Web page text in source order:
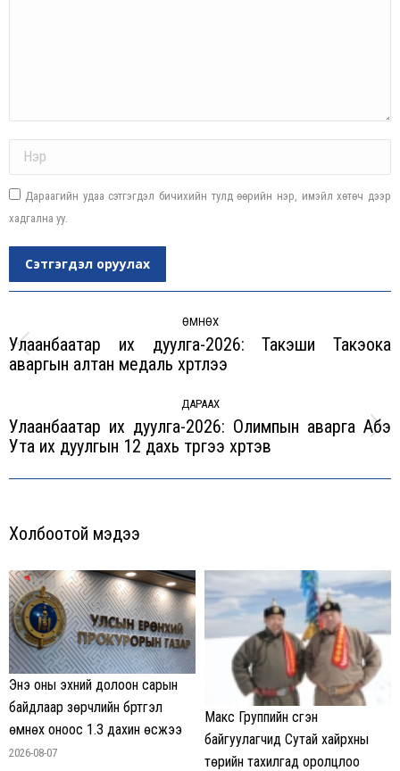
Дараагийн удаа сэтгэгдэл бичихийн тулд өөрийн нэр, имэйл хөтөч дээр
хадгална уу.
Сэтгэгдэл оруулах
ӨМНӨХ
Previous
Улаанбаатар их дуулга-2026: Такэши Такэока
аваргын алтан медаль хүртлээ
ДАРААХ
Next
Улаанбаатар их дуулга-2026: Олимпын аварга Абэ
Ута их дуулгын 12 дахь түрүүгээ хүртэв
Холбоотой мэдээ
Энэ оны эхний долоон сарын
байдлаар зөрчлийн бүртгэл
өмнөх оноос 1.3 дахин өсжээ
2026-08-07
Макс Группийн үүсгэн
байгуулагчид Сутай хайрхны
төрийн тахилгад оролцлоо